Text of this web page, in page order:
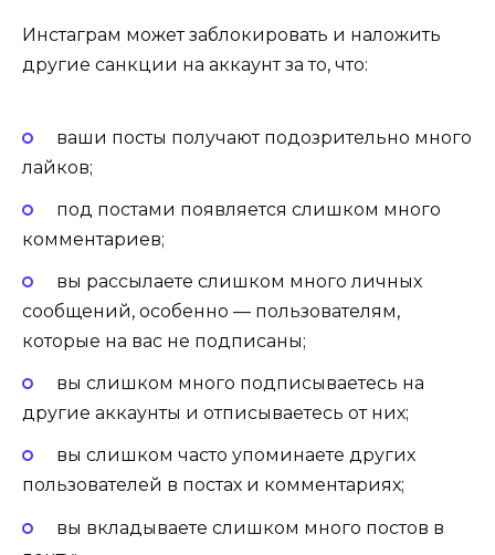
Инстаграм может заблокировать и наложить
другие санкции на аккаунт за то, что:
ваши посты получают подозрительно много
лайков;
под постами появляется слишком много
комментариев;
вы рассылаете слишком много личных
сообщений, особенно — пользователям,
которые на вас не подписаны;
вы слишком много подписываетесь на
другие аккаунты и отписываетесь от них;
вы слишком часто упоминаете других
пользователей в постах и комментариях;
вы вкладываете слишком много постов в